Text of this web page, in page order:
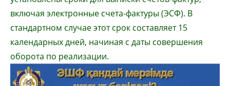
включая электронные счета-фактуры (ЭСФ). В
стандартном случае этот срок составляет 15
календарных дней, начиная с даты совершения
оборота по реализации.